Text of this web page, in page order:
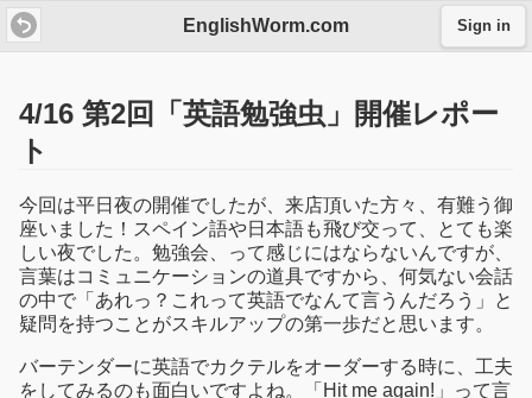
EnglishWorm.com Sign in
4/16 第2回「英語勉強虫」開催レポー
ト
今回は平日夜の開催でしたが、来店頂いた方々、有難う御
座いました！スペイン語や日本語も飛び交って、とても楽
しい夜でした。勉強会、って感じにはならないんですが、
言葉はコミュニケーションの道具ですから、何気ない会話
の中で「あれっ？これって英語でなんて言うんだろう」と
疑問を持つことがスキルアップの第一歩だと思います。
バーテンダーに英語でカクテルをオーダーする時に、工夫
をしてみるのも面白いですよね。「Hit me again!」って言